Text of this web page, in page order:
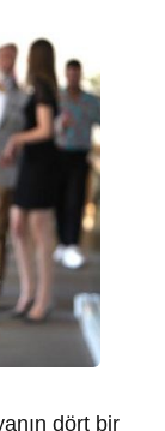
dört bir